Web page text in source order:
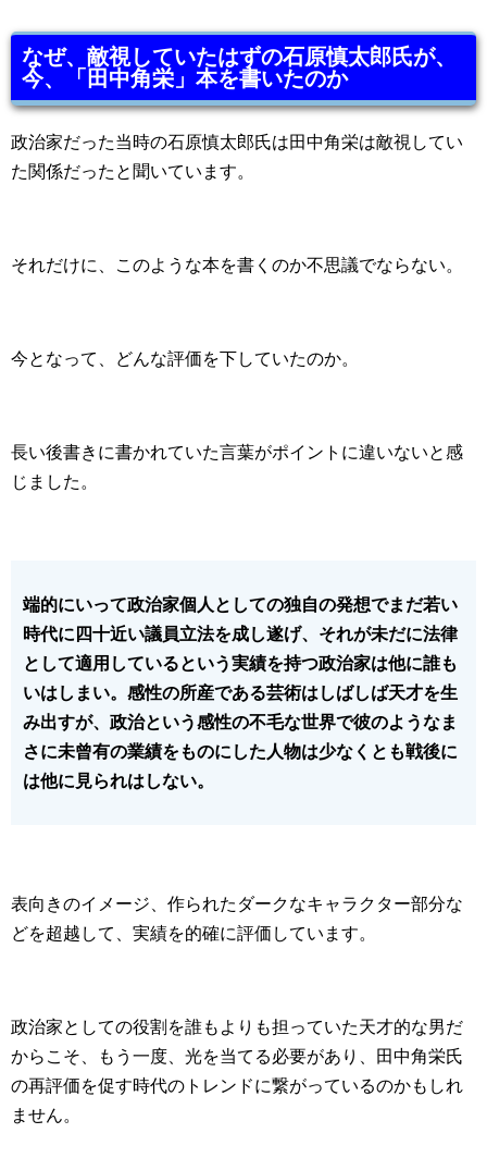
なぜ、敵視していたはずの石原慎太郎氏が、
今、「田中角栄」本を書いたのか
政治家だった当時の石原慎太郎氏は田中角栄は敵視してい
た関係だったと聞いています。
それだけに、このような本を書くのか不思議でならない。
今となって、どんな評価を下していたのか。
長い後書きに書かれていた言葉がポイントに違いないと感
じました。
端的にいって政治家個人としての独自の発想でまだ若い
時代に四十近い議員立法を成し遂げ、それが未だに法律
として適用しているという実績を持つ政治家は他に誰も
いはしまい。感性の所産である芸術はしばしば天才を生
み出すが、政治という感性の不毛な世界で彼のようなま
さに未曾有の業績をものにした人物は少なくとも戦後に
は他に見られはしない。
表向きのイメージ、作られたダークなキャラクター部分な
どを超越して、実績を的確に評価しています。
政治家としての役割を誰もよりも担っていた天才的な男だ
からこそ、もう一度、光を当てる必要があり、田中角栄氏
の再評価を促す時代のトレンドに繋がっているのかもしれ
ません。